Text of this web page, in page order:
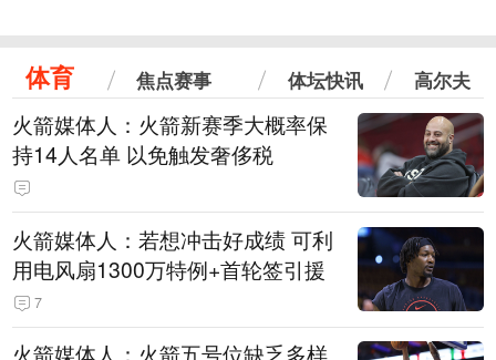
体育 焦点赛事 体坛快讯 高尔夫
火箭媒体人：火箭新赛季大概率保
持14人名单 以免触发奢侈税
火箭媒体人：若想冲击好成绩 可利
用电风扇1300万特例+首轮签引援
7
火箭媒体人：火箭五号位缺乏多样